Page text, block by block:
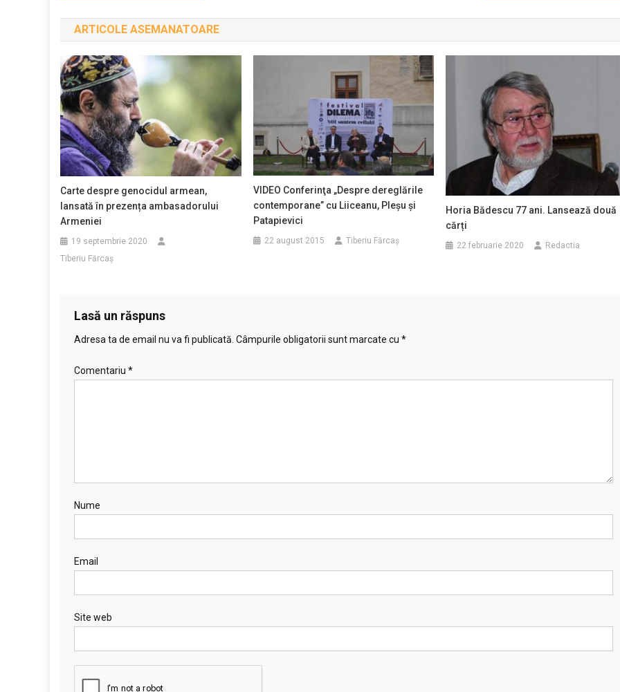
în
articole
ARTICOLE ASEMANATOARE
Carte despre genocidul armean,
lansată în prezența ambasadorului
Armeniei
19 septembrie 2020
Tiberiu Fărcaş
VIDEO Conferinţa „Despre dereglările
contemporane” cu Liiceanu, Pleşu şi
Patapievici
22 august 2015 Tiberiu Fărcaş
Horia Bădescu 77 ani. Lansează două
cărți
22 februarie 2020 Redactia
Lasă un răspuns
Adresa ta de email nu va fi publicată. Câmpurile obligatorii sunt marcate cu *
Comentariu *
Nume
Email
Site web